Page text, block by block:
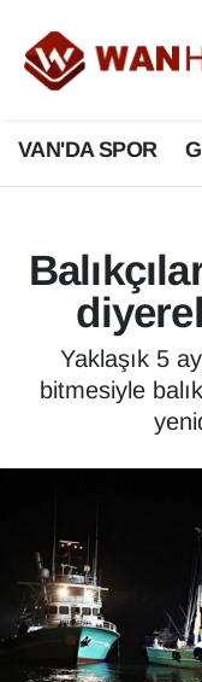
VAN'DA SPOR
Yaklaşık 5
bitmesiyle
3.SAYFA
ASAYİŞ
BİLİM VE
Biyografi
Bölge
ÇEVRE
Dernekler,
Diğer
DÜNYA
Van Nöbetçi
Van Hava
Van Namaz
Van Trafik
Süper Lig
Tüm